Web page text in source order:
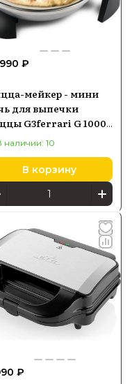
₽
мейкер - мини
для выпечки
G3ferrari G 10006
наличии: 10
В корзину
₽